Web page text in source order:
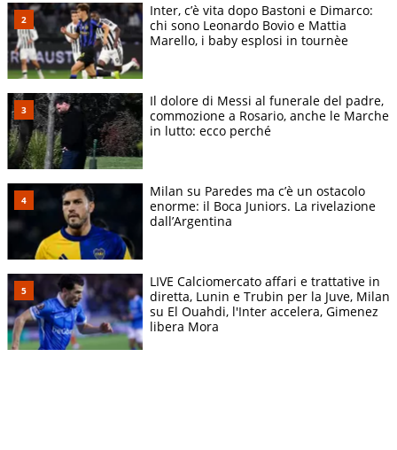
Inter, c’è vita dopo Bastoni e Dimarco:
chi sono Leonardo Bovio e Mattia
Marello, i baby esplosi in tournèe
Il dolore di Messi al funerale del padre,
commozione a Rosario, anche le Marche
in lutto: ecco perché
Milan su Paredes ma c’è un ostacolo
enorme: il Boca Juniors. La rivelazione
dall’Argentina
LIVE Calciomercato affari e trattative in
diretta, Lunin e Trubin per la Juve, Milan
su El Ouahdi, l'Inter accelera, Gimenez
libera Mora